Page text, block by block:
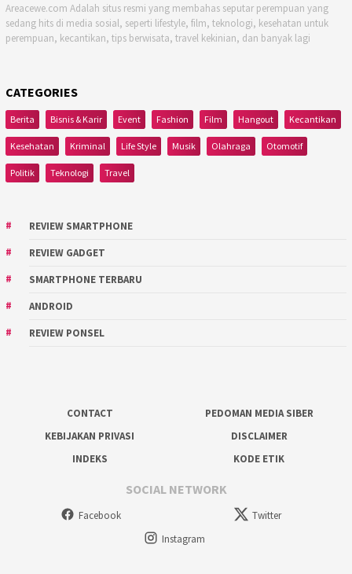
Areacewe.com Adalah situs resmi yang membahas seputar perempuan yang
sedang hits di media sosial, seperti lifestyle, film, teknologi, kesehatan untuk
perempuan, kecantikan, tips berwisata, travel kekinian, dan banyak lagi
CATEGORIES
Berita Bisnis & Karir Event Fashion Film Hangout Kecantikan
Kesehatan Kriminal Life Style Musik Olahraga Otomotif
Politik Teknologi Travel
REVIEW SMARTPHONE
REVIEW GADGET
SMARTPHONE TERBARU
ANDROID
REVIEW PONSEL
CONTACT
PEDOMAN MEDIA SIBER
KEBIJAKAN PRIVASI
DISCLAIMER
INDEKS
KODE ETIK
SOCIAL NETWORK
Facebook
Twitter
Instagram